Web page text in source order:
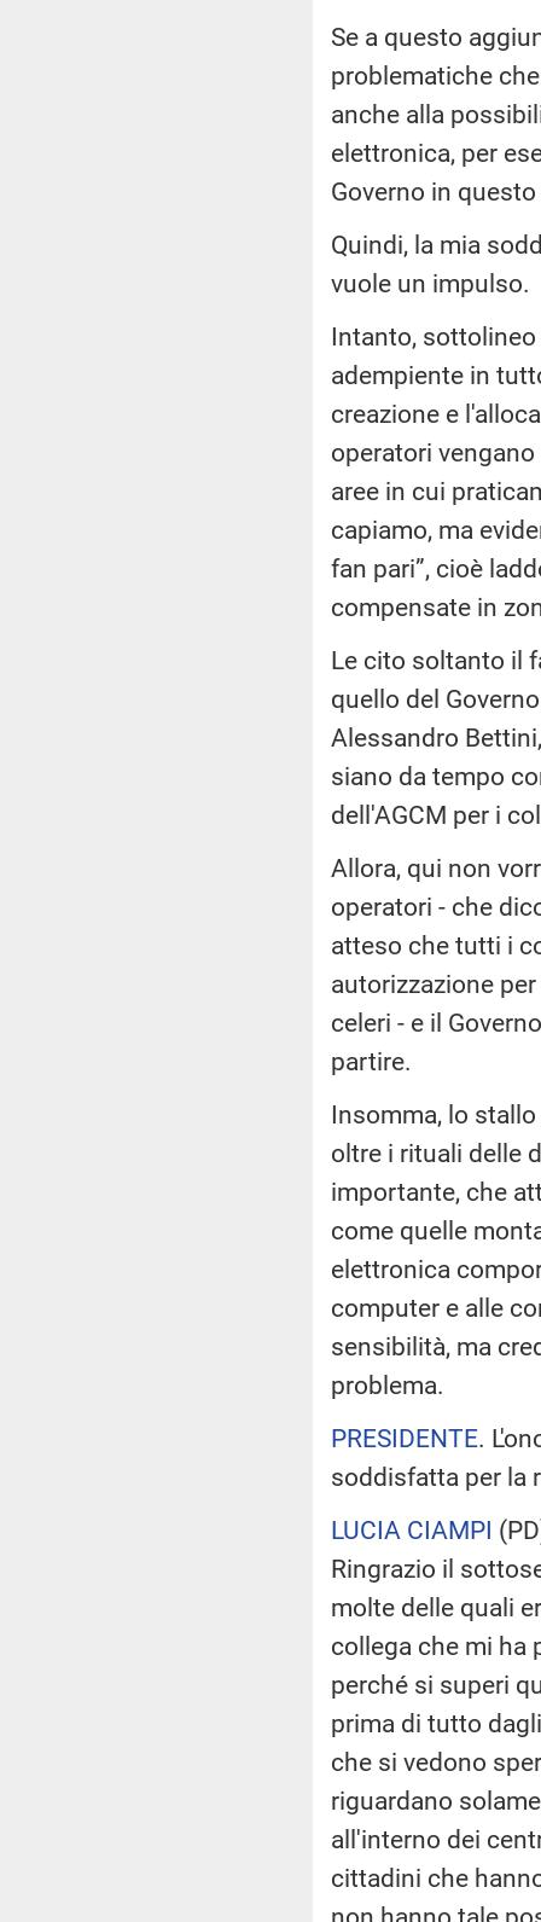
Se a questo
problematiche
anche alla
elettronica, per
Governo in
Quindi, la mia
vuole un impulso.
Intanto, sottolineo
adempiente in
creazione e
operatori
aree in cui
capiamo, ma
fan pari”, cioè
compensate in
Le cito soltanto il
quello del
Alessandro
siano da tempo
dell'AGCM per i
Allora, qui non
operatori - che
atteso che tutti i
autorizzazione
celeri - e il
partire.
Insomma, lo
oltre i rituali delle
importante, che
come quelle
elettronica
computer e alle
sensibilità, ma
problema.
PRESIDENTE.
soddisfatta per la
LUCIA CIAMPI (PD
Ringrazio il
molte delle quali
collega che mi ha
perché si superi
prima di tutto
che si vedono
riguardano
all'interno dei
cittadini che